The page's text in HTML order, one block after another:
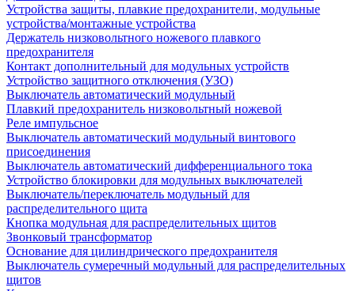
Устройства защиты, плавкие предохранители, модульные
устройства/монтажные устройства
Держатель низковольтного ножевого плавкого
предохранителя
Контакт дополнительный для модульных устройств
Устройство защитного отключения (УЗО)
Выключатель автоматический модульный
Плавкий предохранитель низковольтный ножевой
Реле импульсное
Выключатель автоматический модульный винтового
присоединения
Выключатель автоматический дифференциального тока
Устройство блокировки для модульных выключателей
Выключатель/переключатель модульный для
распределительного щита
Кнопка модульная для распределительных щитов
Звонковый трансформатор
Основание для цилиндрического предохранителя
Выключатель сумеречный модульный для распределительных
щитов